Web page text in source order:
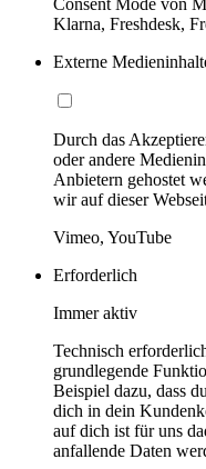
Consent Mode von
Klarna, Freshdesk,
Externe
Durch das
oder andere
Anbietern gehostet
wir auf dieser
Vimeo, YouTube
Erforderlich
Immer aktiv
Technisch
grundlegende
Beispiel dazu, dass
dich in dein
auf dich ist für uns
anfallende Daten